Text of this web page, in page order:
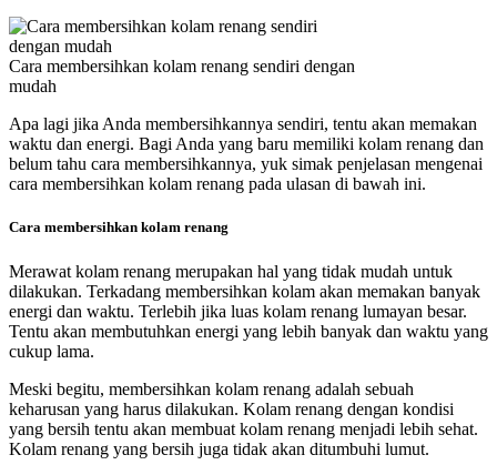
Cara membersihkan kolam renang sendiri dengan
mudah
Apa lagi jika Anda membersihkannya sendiri, tentu akan memakan
waktu dan energi. Bagi Anda yang baru memiliki kolam renang dan
belum tahu cara membersihkannya, yuk simak penjelasan mengenai
cara membersihkan kolam renang pada ulasan di bawah ini.
Cara membersihkan kolam renang
Merawat kolam renang merupakan hal yang tidak mudah untuk
dilakukan. Terkadang membersihkan kolam akan memakan banyak
energi dan waktu. Terlebih jika luas kolam renang lumayan besar.
Tentu akan membutuhkan energi yang lebih banyak dan waktu yang
cukup lama.
Meski begitu, membersihkan kolam renang adalah sebuah
keharusan yang harus dilakukan. Kolam renang dengan kondisi
yang bersih tentu akan membuat kolam renang menjadi lebih sehat.
Kolam renang yang bersih juga tidak akan ditumbuhi lumut.